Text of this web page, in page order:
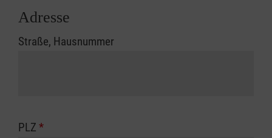
Adresse
Straße, Hausnummer
PLZ *